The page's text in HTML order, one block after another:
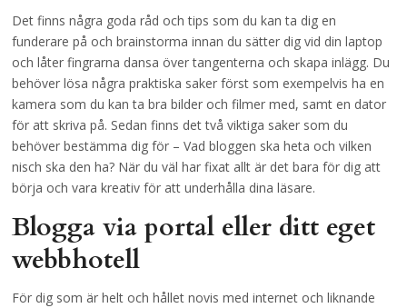
Det finns några goda råd och tips som du kan ta dig en
funderare på och brainstorma innan du sätter dig vid din laptop
och låter fingrarna dansa över tangenterna och skapa inlägg. Du
behöver lösa några praktiska saker först som exempelvis ha en
kamera som du kan ta bra bilder och filmer med, samt en dator
för att skriva på. Sedan finns det två viktiga saker som du
behöver bestämma dig för – Vad bloggen ska heta och vilken
nisch ska den ha? När du väl har fixat allt är det bara för dig att
börja och vara kreativ för att underhålla dina läsare.
Blogga via portal eller ditt eget
webbhotell
För dig som är helt och hållet novis med internet och liknande